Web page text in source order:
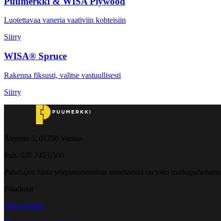
Luotettavaa vaneria vaativiin kohteisiin
Siirry
WISA® Spruce
Rakenna fiksusti, valitse vastuullisesti
Siirry
Åbyntie 5, 01730 Vantaa
Puh. 020 745 0500
Puhelujen hinta yritysnumeroihin soitettaessa on joko
Pikalinkit
Yhteystiedot